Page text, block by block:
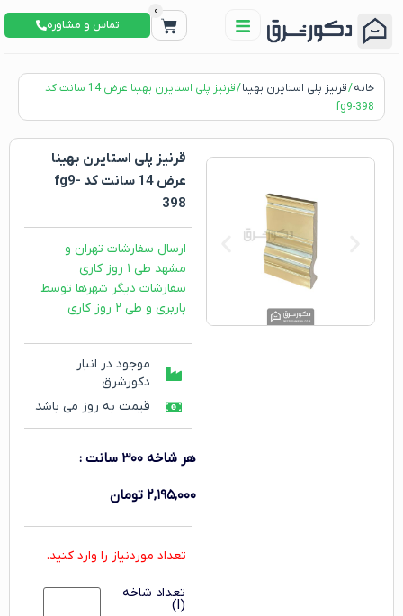
0
تماس و مشاوره
خانه/قرنیز پلی استایرن بهینا
/ قرنیز پلی استایرن بهینا عرض 14 سانت کد
fg9-398
قرنیز پلی استایرن بهینا
عرض 14 سانت کد fg9-
398
ارسال سفارشات تهران و
مشهد طی ۱ روز کاری
سفارشات دیگر شهرها توسط
باربری و طی ۲ روز کاری
موجود در انبار
دکورشرق
قیمت به روز می باشد
هر شاخه ۳۰۰ سانت :
۲,۱۹۵,۰۰۰ تومان
تعداد موردنیاز را وارد کنید.
تعداد شاخه
(l)